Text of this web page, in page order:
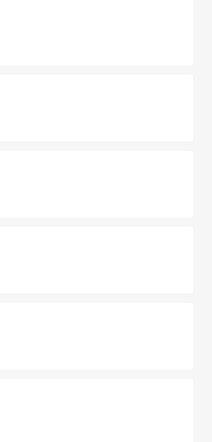
しめる外せないスポット